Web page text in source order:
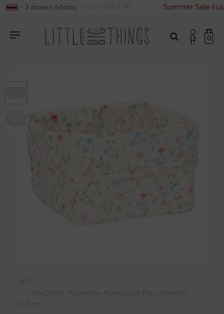
ΓΙΑ ΑΓΟΡΕΣ ΑΝΩ ΤΩΝ 49€ Summer Sale
- 3 άτοκες δόσεις
0
L.B.T.
Little Dutch - Καλαθάκι Αλλαξιέρας Fairy Wonders
15x15cm